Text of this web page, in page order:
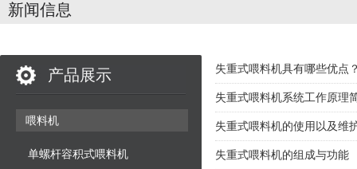
新闻信息
产品展示
喂料机
单螺杆容积式喂料机
失重式喂料机具有哪些优点
失重式喂料机系统工作原理
失重式喂料机的使用以及维
失重式喂料机的组成与功能